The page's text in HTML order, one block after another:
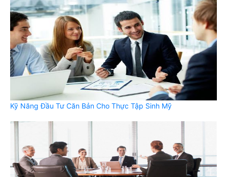
Kỹ Năng Đầu Tư Căn Bản Cho Thực Tập Sinh Mỹ